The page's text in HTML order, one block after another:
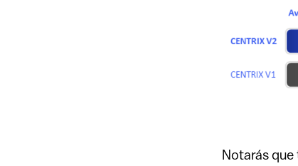
Notarás que